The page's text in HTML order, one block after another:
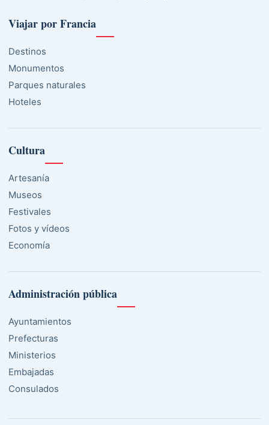
Viajar por Francia
Destinos
Monumentos
Parques naturales
Hoteles
Cultura
Artesanía
Museos
Festivales
Fotos y vídeos
Economía
Administración pública
Ayuntamientos
Prefecturas
Ministerios
Embajadas
Consulados